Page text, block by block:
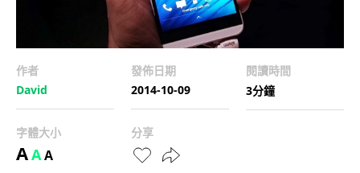
作者
David
發佈日期
2014-10-09
閱讀時間
3分鐘
字體大小
AAA
分享